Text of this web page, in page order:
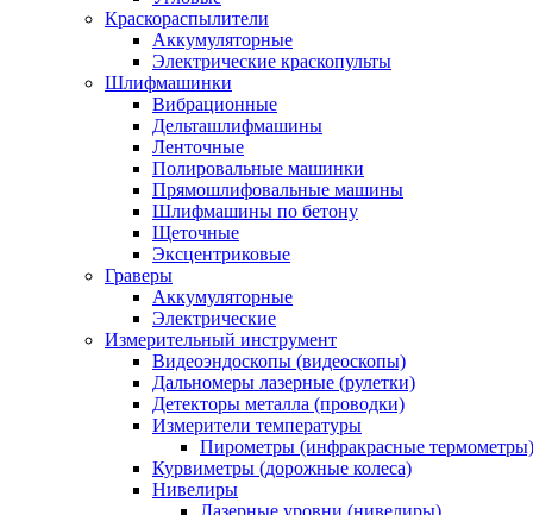
Краскораспылители
Аккумуляторные
Электрические краскопульты
Шлифмашинки
Вибрационные
Дельташлифмашины
Ленточные
Полировальные машинки
Прямошлифовальные машины
Шлифмашины по бетону
Щеточные
Эксцентриковые
Граверы
Аккумуляторные
Электрические
Измерительный инструмент
Видеоэндоскопы (видеоскопы)
Дальномеры лазерные (рулетки)
Детекторы металла (проводки)
Измерители температуры
Пирометры (инфракрасные термометры)
Курвиметры (дорожные колеса)
Нивелиры
Лазерные уровни (нивелиры)